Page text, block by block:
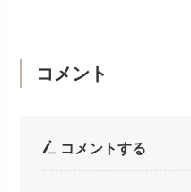
コメント
コメントする